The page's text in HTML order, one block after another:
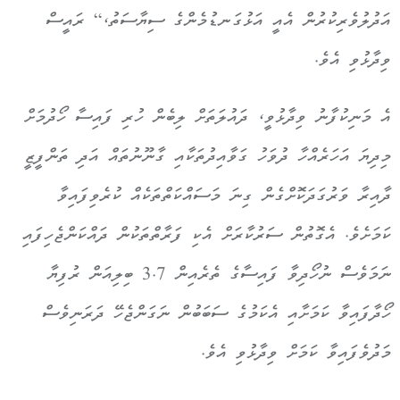
އަދުލުވެރިކުރުން އެއީ އަޅުގަނޑުމެންގެ ސިޔާސަތު،“ ރައީސް
ވިދާޅުވި އެވެ.
އެ މަނިކުފާނު ވިދާޅުވީ، ދައުލަތަށް ލިބެން ހުރި ފައިސާ ހޯދުމަށް
މިދިޔަ އަހަރެއްހާ ދުވަހު ގަވާއިދުތަކާއި ގާނޫނުތައް އަދި ތަންފީޒީ
ދާއިރާ ވަރުގަދަކޮށްގެން ގިނަ މަސައްކަތްތަކެއް ކުރެވިފައިވާ
ކަމަށެވެ. އެގޮތުން ސަރުކާރަށް އެކި ފަރާތްތަކުން ދައްކަންޖެހިފައި
ނަމަވެސް ނުހޯދިވާ ފައިސާގެ ތެރެއިން 3.7 ބިލިއަން ރުފިޔާ
ހޯދާފައިވާ ކަމަށާއި އެކަމުގެ ސަބަބުން ނަގަންޖެހޭ ދަރަނިވެސް
މަދުވެފައިވާ ކަމަށް ވިދާޅުވި އެވެ.